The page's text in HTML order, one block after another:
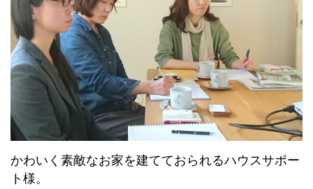
かわいく素敵なお家を建てておられるハウスサポー
ト様。